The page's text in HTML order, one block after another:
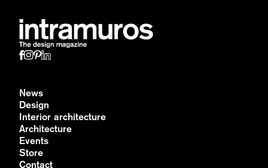
News
Design
Interior architecture
Architecture
Events
Store
Contact